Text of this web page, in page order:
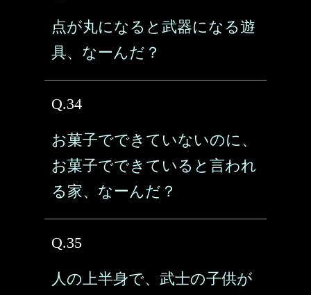
点が丸になると武器になる遊
具、なーんだ？
Q.34
お菓子でできていないのに、
お菓子でできていると言われ
る家、なーんだ？
Q.35
人の上半身で、武士の子供が